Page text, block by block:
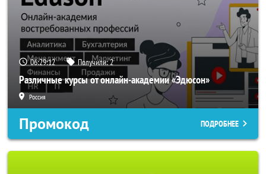
06:29:11 Получили:2
Различные курсы от онлайн-академии «Эдюсон»
Россия
Промокод ПОДРОБНЕЕ